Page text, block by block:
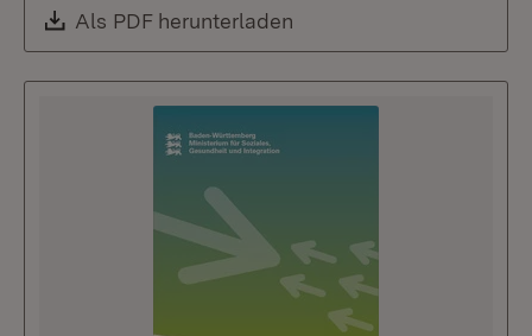
Download:
Als PDF herunterladen